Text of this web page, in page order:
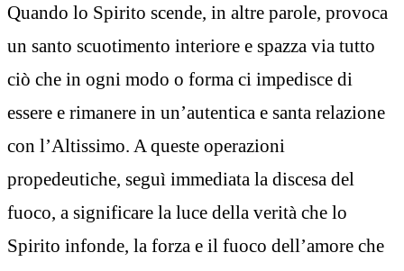
Quando lo Spirito scende, in altre parole, provoca
un santo scuotimento interiore e spazza via tutto
ciò che in ogni modo o forma ci impedisce di
essere e rimanere in un’autentica e santa relazione
con l’Altissimo. A queste operazioni
propedeutiche, seguì immediata la discesa del
fuoco, a significare la luce della verità che lo
Spirito infonde, la forza e il fuoco dell’amore che